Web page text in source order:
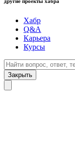
Хабр
Q&A
Карьера
Курсы
Закрыть